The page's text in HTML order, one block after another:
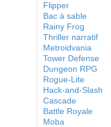
Flipper
Bac à sable
Rainy Frog
Thriller narratif
Metroidvania
Tower Defense
Dungeon RPG
Rogue-Lite
Hack-and-Slash
Cascade
Battle Royale
Moba